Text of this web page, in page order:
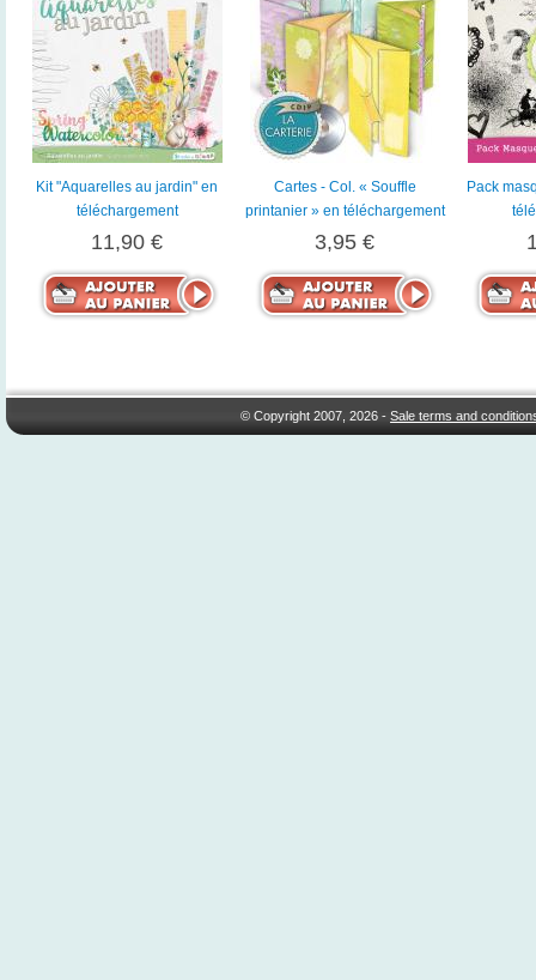
Kit "Aquarelles au jardin" en
téléchargement
11,90 €
Cartes - Col. « Souffle
printanier » en téléchargement
3,95 €
Pack
© Copyright 2007, 2026 -Sale terms and